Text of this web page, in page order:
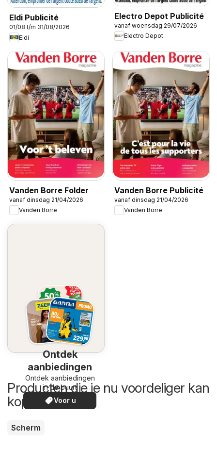
Eldi Publicité
01/08 t/m 31/08/2026
Eldi
Electro Depot Publicité
vanaf woensdag 29/07/2026
Electro Depot
Vanden Borre Folder
vanaf dinsdag 21/04/2026
Vanden Borre
Vanden Borre Publicité
vanaf dinsdag 21/04/2026
Vanden Borre
Ontdek
aanbiedingen
Ontdek aanbiedingen
in de buurt
Voor u
Producten die je nu voordeliger kan
kopen
Scherm